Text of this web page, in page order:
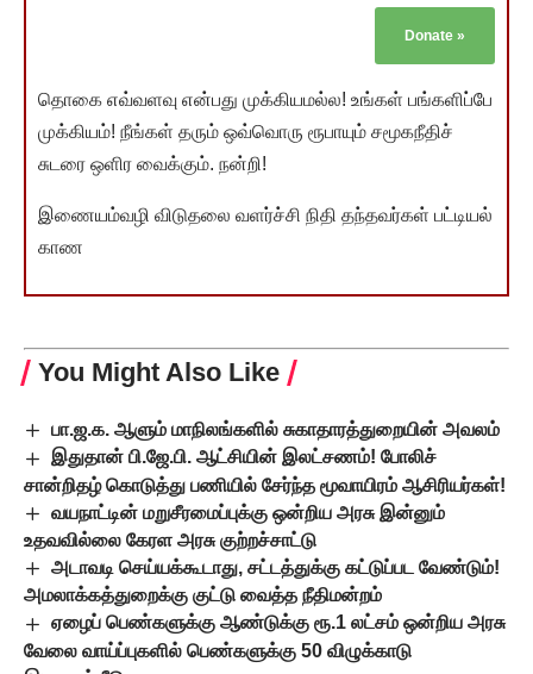
Donate »
தொகை எவ்வளவு என்பது முக்கியமல்ல! உங்கள் பங்களிப்பே
முக்கியம்! நீங்கள் தரும் ஒவ்வொரு ரூபாயும் சமூகநீதிச்
சுடரை ஒளிர வைக்கும். நன்றி!
இணையம்வழி விடுதலை வளர்ச்சி நிதி தந்தவர்கள் பட்டியல்
காண
You Might Also Like
பா.ஜ.க. ஆளும் மாநிலங்களில் சுகாதாரத்துறையின் அவலம்
இதுதான் பி.ஜே.பி. ஆட்சியின் இலட்சணம்! போலிச்
சான்றிதழ் கொடுத்து பணியில் சேர்ந்த மூவாயிரம் ஆசிரியர்கள்!
வயநாட்டின் மறுசீரமைப்புக்கு ஒன்றிய அரசு இன்னும்
உதவவில்லை கேரள அரசு குற்றச்சாட்டு
அடாவடி செய்யக்கூடாது, சட்டத்துக்கு கட்டுப்பட வேண்டும்!
அமலாக்கத்துறைக்கு குட்டு வைத்த நீதிமன்றம்
ஏழைப் பெண்களுக்கு ஆண்டுக்கு ரூ.1 லட்சம் ஒன்றிய அரசு
வேலை வாய்ப்புகளில் பெண்களுக்கு 50 விழுக்காடு